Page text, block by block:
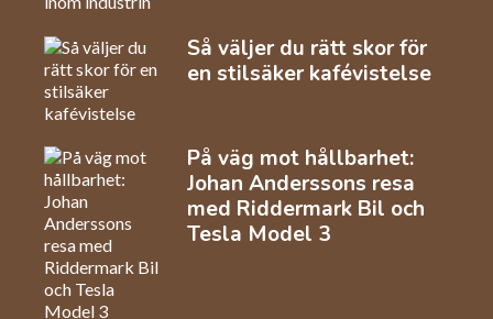
Så väljer du rätt skor för
en stilsäker kafévistelse
På väg mot hållbarhet:
Johan Anderssons resa
med Riddermark Bil och
Tesla Model 3